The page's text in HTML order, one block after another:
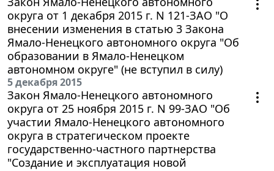
округа от 1 декабря 2015 г. N 121-ЗАО "О
внесении изменения в статью 3 Закона
Ямало-Ненецкого автономного округа "Об
образовании в Ямало-Ненецком
автономном округе" (не вступил в силу)
5 декабря 2015
Закон Ямало-Ненецкого автономного
округа от 25 ноября 2015 г. N 99-ЗАО "Об
участии Ямало-Ненецкого автономного
округа в стратегическом проекте
государственно-частного партнерства
"Создание и эксплуатация новой